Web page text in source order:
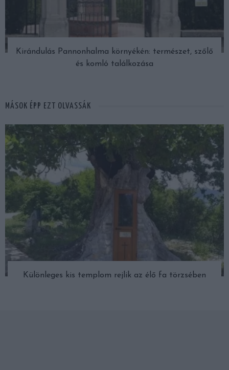
Kirándulás Pannonhalma környékén: természet, szőlő
és komló találkozása
MÁSOK ÉPP EZT OLVASSÁK
Különleges kis templom rejlik az élő fa törzsében